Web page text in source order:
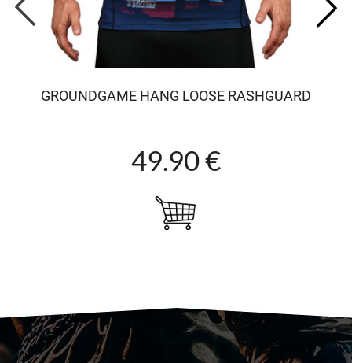
GROUNDGAME HANG LOOSE RASHGUARD
49.90 €